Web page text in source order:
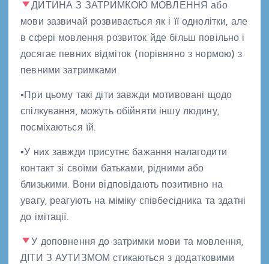
ДИТИНА З ЗАТРИМКОЮ МОВЛЕННЯ або
мови зазвичай розвивається як і її однолітки, але
в сфері мовлення розвиток йде більш повільно і
досягає певних відміток (порівняно з нормою) з
певними затримками.
▪При цьому такі діти завжди мотивовані щодо
спілкування, можуть обійняти іншу людину,
посміхаються їй.
▪У них завжди присутнє бажання налагодити
контакт зі своїми батьками, рідними або
близькими. Вони відповідають позитивно на
увагу, реагують на міміку співбесідника та здатні
до імітації.
У доповнення до затримки мови та мовлення,
ДІТИ З АУТИЗМОМ стикаються з додатковими